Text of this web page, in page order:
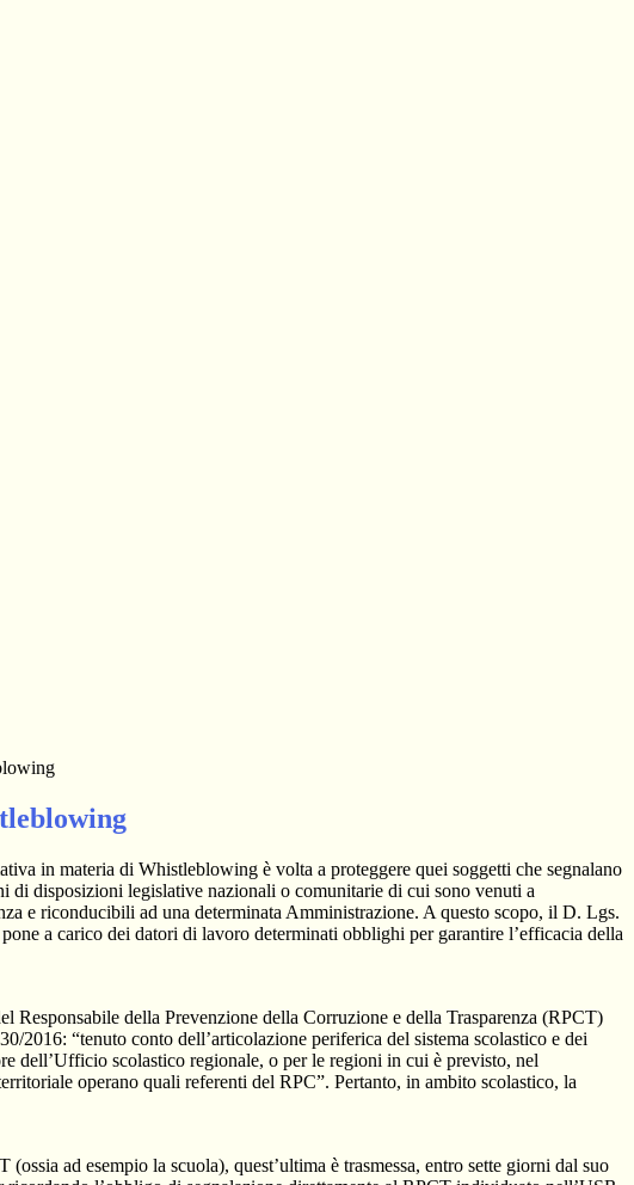
in materia di Whistleblowing è volta a proteggere quei soggetti che segnalano
di disposizioni legislative nazionali o comunitarie di cui sono venuti a
e riconducibili ad una determinata Amministrazione. A questo scopo, il D. Lgs.
a carico dei datori di lavoro determinati obblighi per garantire l’efficacia della
della Prevenzione della Corruzione e della Trasparenza (RPCT)
“tenuto conto dell’articolazione periferica del sistema scolastico e dei
dell’Ufficio scolastico regionale, o per le regioni in cui è previsto, nel
operano quali referenti del RPC”. Pertanto, in ambito scolastico, la
ad esempio la scuola), quest’ultima è trasmessa, entro sette giorni dal suo